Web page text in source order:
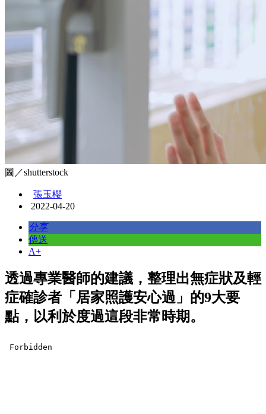
圖／shutterstock
張玉櫻
2022-04-20
分享
傳送
A+
透過專業醫師的建議，整理出無症狀及輕
症確診者「居家照護安心過」的9大要
點，以利於度過這段非常時期。